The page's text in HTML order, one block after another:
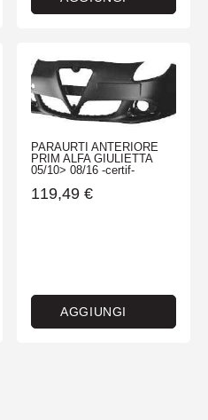
PARAURTI ANTERIORE
PRIM ALFA GIULIETTA
05/10> 08/16 -certif-
119,49 €
AGGIUNGI